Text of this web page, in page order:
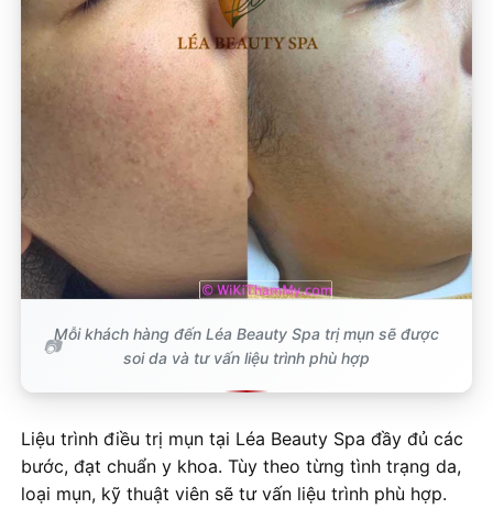
Mỗi khách hàng đến Léa Beauty Spa trị mụn sẽ được
soi da và tư vấn liệu trình phù hợp
Liệu trình điều trị mụn tại Léa Beauty Spa đầy đủ các
bước, đạt chuẩn y khoa. Tùy theo từng tình trạng da,
loại mụn, kỹ thuật viên sẽ tư vấn liệu trình phù hợp.